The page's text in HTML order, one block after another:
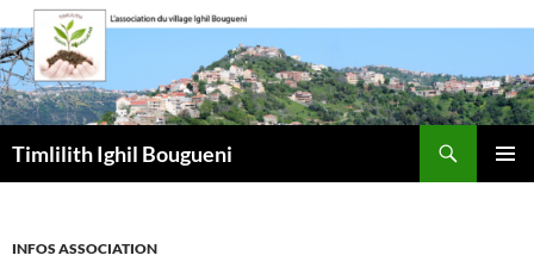
Aller
au
contenu
Timlilith Ighil Bougueni
INFOS ASSOCIATION